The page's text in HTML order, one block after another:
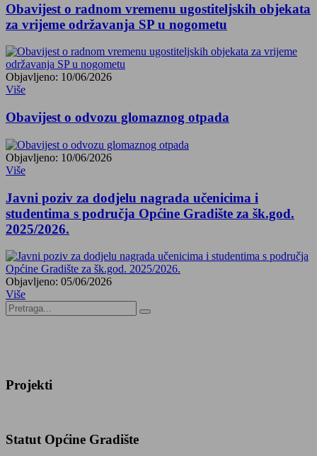
Obavijest o radnom vremenu ugostiteljskih objekata
za vrijeme održavanja SP u nogometu
Objavljeno: 10/06/2026
Više
Obavijest o odvozu glomaznog otpada
Objavljeno: 10/06/2026
Više
Javni poziv za dodjelu nagrada učenicima i
studentima s područja Općine Gradište za šk.god.
2025/2026.
Objavljeno: 05/06/2026
Više
Projekti
Statut Općine Gradište